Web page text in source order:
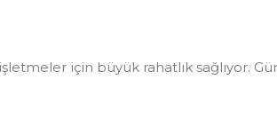
için büyük rahatlık sağlıyor.